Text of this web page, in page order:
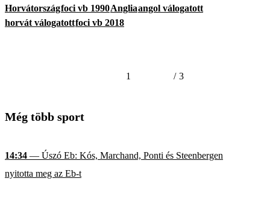
Horvátországfoci vb 1990Angliaangol válogatott
horvát válogatottfoci vb 2018
1 / 3
Még több sport
14:34 — Úszó Eb: Kós, Marchand, Ponti és Steenbergen
nyitotta meg az Eb-t